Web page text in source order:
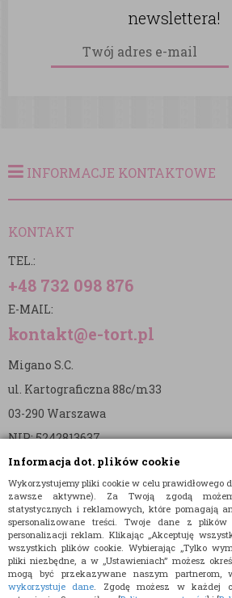
Informacja dot. plików cookie
Wykorzystujemy pliki cookie w celu prawidłowego
zawsze aktywne). Za Twoją zgodą
statystycznych i reklamowych, które pomagają
spersonalizowane treści. Twoje dane z
personalizacji reklam. Klikając „Akceptuję
wszystkich plików cookie. Wybierając „Tylko
pliki niezbędne, a w „Ustawieniach” możesz
mogą być przekazywane naszym partnerom,
wykorzystuje dane. Zgodę możesz w każdej
newslettera!
INFORMACJE KONTAKTOWE
KONTAKT
TEL.:
+48 732 098 876
E-MAIL:
kontakt@e-tort.pl
Migano S.C.
ul. Kartograficzna 88c/m33
03-290 Warszawa
NIP: 5242813637
REGON: 365874905
Nr konta (mBank):
36 1140 2004 0000 3902 8144 2737